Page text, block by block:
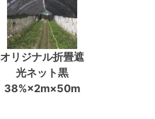
オリジナル折畳遮
光ネット黒
38%×2m×50m